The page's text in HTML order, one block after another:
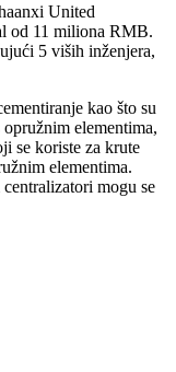
United
od 11 miliona RMB.
5 viših inženjera,
kao što su
elementima,
se koriste za krute
elementima.
mogu se